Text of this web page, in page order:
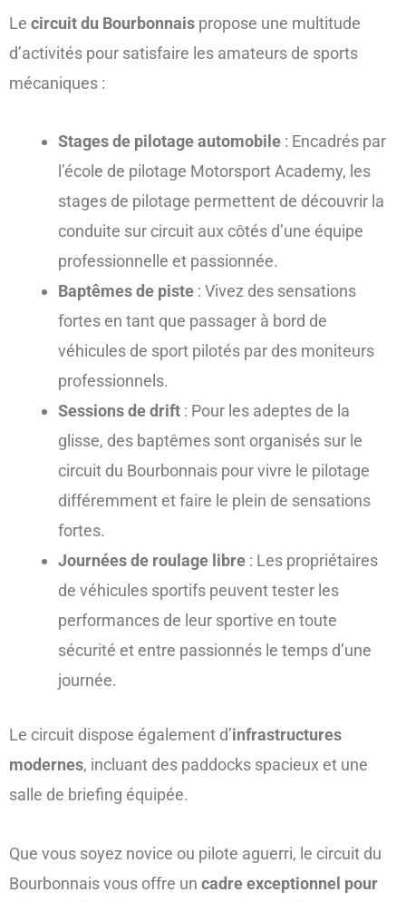
Le circuit du Bourbonnais propose une multitude
d’activités pour satisfaire les amateurs de sports
mécaniques :
Stages de pilotage automobile : Encadrés par
l’école de pilotage Motorsport Academy, les
stages de pilotage permettent de découvrir la
conduite sur circuit aux côtés d’une équipe
professionnelle et passionnée.
Baptêmes de piste : Vivez des sensations
fortes en tant que passager à bord de
véhicules de sport pilotés par des moniteurs
professionnels.
Sessions de drift : Pour les adeptes de la
glisse, des baptêmes sont organisés sur le
circuit du Bourbonnais pour vivre le pilotage
différemment et faire le plein de sensations
fortes.
Journées de roulage libre : Les propriétaires
de véhicules sportifs peuvent tester les
performances de leur sportive en toute
sécurité et entre passionnés le temps d’une
journée.
Le circuit dispose également d’infrastructures
modernes, incluant des paddocks spacieux et une
salle de briefing équipée.
Que vous soyez novice ou pilote aguerri, le circuit du
Bourbonnais vous offre un cadre exceptionnel pour